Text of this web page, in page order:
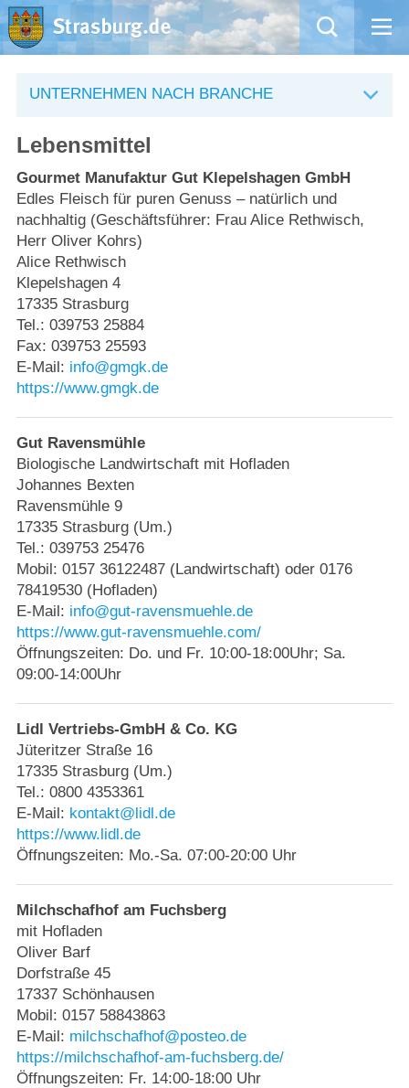
Rathaus
Natur – Kultur – Tourismus
Wirtschaft
Willkommen in Strasburg (Uckermark)
Strasburger Ehrenamtspreis „SBG“
Welcome to Strasburg (Uckermark)
Ласкаво просимо до Штрасбурга (Уккермарк)
مرحبًا بكم في شتراسبورغ (أوكرمارك)
Bine ați venit în Strasburg (Uckermark)
Online-Bewerbungen
Sprache/Language
UNTERNEHMEN NACH BRANCHE
Lebensmittel
Gourmet Manufaktur Gut Klepelshagen GmbH
Edles Fleisch für puren Genuss – natürlich und
nachhaltig (Geschäftsführer: Frau Alice Rethwisch,
Herr Oliver Kohrs)
Alice Rethwisch
Klepelshagen 4
17335 Strasburg
Tel.: 039753 25884
Fax: 039753 25593
E-Mail: info@gmgk.de
https://www.gmgk.de
Gut Ravensmühle
Biologische Landwirtschaft mit Hofladen
Johannes Bexten
Ravensmühle 9
17335 Strasburg (Um.)
Tel.: 039753 25476
Mobil: 0157 36122487 (Landwirtschaft) oder 0176
78419530 (Hofladen)
E-Mail: info@gut-ravensmuehle.de
https://www.gut-ravensmuehle.com/
Öffnungszeiten: Do. und Fr. 10:00-18:00Uhr; Sa.
09:00-14:00Uhr
Lidl Vertriebs-GmbH & Co. KG
Jüteritzer Straße 16
17335 Strasburg (Um.)
Tel.: 0800 4353361
E-Mail: kontakt@lidl.de
https://www.lidl.de
Öffnungszeiten: Mo.-Sa. 07:00-20:00 Uhr
Milchschafhof am Fuchsberg
mit Hofladen
Oliver Barf
Dorfstraße 45
17337 Schönhausen
Mobil: 0157 58843863
E-Mail: milchschafhof@posteo.de
https://milchschafhof-am-fuchsberg.de/
Öffnungszeiten: Fr. 14:00-18:00 Uhr